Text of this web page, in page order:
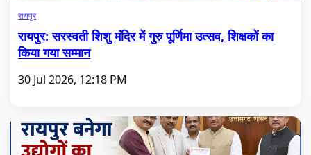
रायपुर
रायपुर: सरस्वती शिशु मंदिर में गुरु पूर्णिमा उत्सव, शिक्षकों का
किया गया सम्मान
30 Jul 2026, 12:18 PM